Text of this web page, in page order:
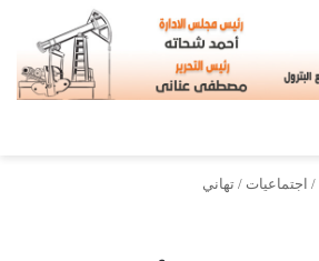
/ اجتماعيات / تهاني